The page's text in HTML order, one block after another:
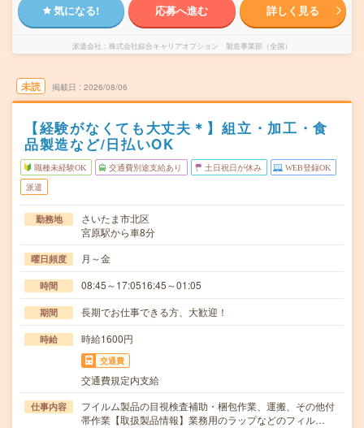
気になる! 応募へ進む 詳しく見る
派遣会社 株式会社綜合キャリアオプション 製造事業部（全国）
未読 掲載日 2026/08/06
【経験がなくても大丈夫＊】組立・加工・食
品製造など/日払いOK
職種未経験OK 交通費別途支給あり 土日祝日が休み WEB登録OK
派遣
勤務地
さいたま市北区
宮原駅から車8分
曜日頻度 月～金
時間 08:45～17:0516:45～01:05
期間 長期でお仕事できる方、大歓迎！
時給 時給1600円
交通費
交通費規定内支給
仕事内容
フイルム製品の目視検査補助・梱包作業、運搬、その他付
帯作業【取扱製品情報】業務用のラップなどのフィル…